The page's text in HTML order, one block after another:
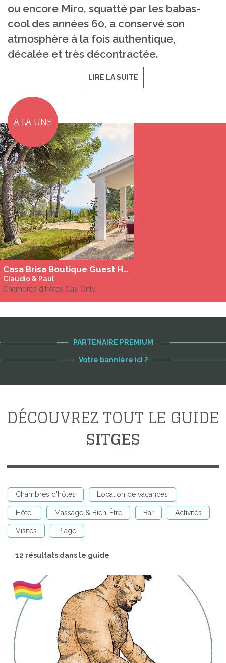
ou encore Miro, squatté par les babas-
cool des années 60, a conservé son
atmosphère à la fois authentique,
décalée et très décontractée.
LIRE LA SUITE
A LA UNE
Casa Brisa Boutique Guest House for Gay Men à Sitges
Claudio & Paul
Chambres d'hôtes Gay Only
PARTENAIRE PREMIUM
Votre bannière ici ?
DÉCOUVREZ TOUT LE GUIDE
SITGES
Chambres d'hôtes Location de vacances
Hôtel Massage & Bien-Être Bar Activités
Visites Plage
12 résultats dans le guide